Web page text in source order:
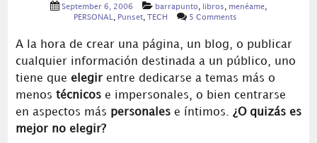
September 6, 2006 barrapunto libros menéame
PERSONAL
Punset, TECH 5 Comments
A la hora de crear una página, un blog, o publicar
cualquier información destinada a un público, uno
tiene que elegir entre dedicarse a temas más o
menos técnicos e impersonales, o bien centrarse
en aspectos más personales e íntimos. ¿O quizás es
mejor no elegir?